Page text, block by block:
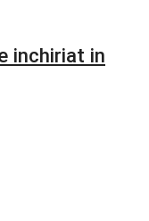
inchiriat in